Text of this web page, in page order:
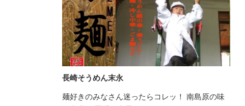
長崎そうめん末永
麺好きのみなさん迷ったらコレッ！ 南島原の味